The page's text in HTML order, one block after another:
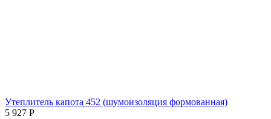
Утеплитель капота 452 (шумоизоляция формованная)
5 927 Р